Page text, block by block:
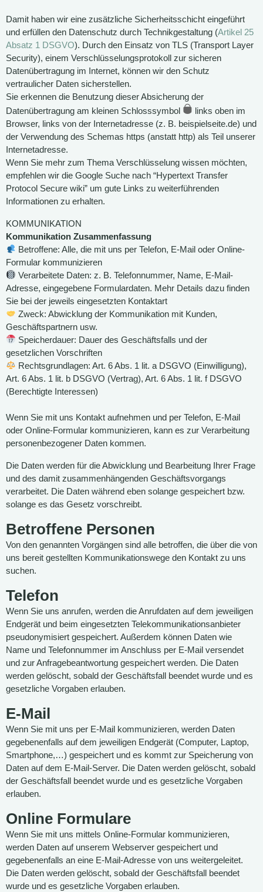
Damit haben wir eine zusätzliche Sicherheitsschicht eingeführt
und erfüllen den Datenschutz durch Technikgestaltung (Artikel 25
Absatz 1 DSGVO). Durch den Einsatz von TLS (Transport Layer
Security), einem Verschlüsselungsprotokoll zur sicheren
Datenübertragung im Internet, können wir den Schutz
vertraulicher Daten sicherstellen.
Sie erkennen die Benutzung dieser Absicherung der
Datenübertragung am kleinen Schlosssymbol
links oben im
Browser, links von der Internetadresse (z. B. beispielseite.de) und
der Verwendung des Schemas https (anstatt http) als Teil unserer
Internetadresse.
Wenn Sie mehr zum Thema Verschlüsselung wissen möchten,
empfehlen wir die Google Suche nach “Hypertext Transfer
Protocol Secure wiki” um gute Links zu weiterführenden
Informationen zu erhalten.
KOMMUNIKATION
Kommunikation Zusammenfassung
Betroffene: Alle, die mit uns per Telefon, E-Mail oder Online-
Formular kommunizieren
Verarbeitete Daten: z. B. Telefonnummer, Name, E-Mail-
Adresse, eingegebene Formulardaten. Mehr Details dazu finden
Sie bei der jeweils eingesetzten Kontaktart
Zweck: Abwicklung der Kommunikation mit Kunden,
Geschäftspartnern usw.
Speicherdauer: Dauer des Geschäftsfalls und der
gesetzlichen Vorschriften
Rechtsgrundlagen: Art. 6 Abs. 1 lit. a DSGVO (Einwilligung),
Art. 6 Abs. 1 lit. b DSGVO (Vertrag), Art. 6 Abs. 1 lit. f DSGVO
(Berechtigte Interessen)
Wenn Sie mit uns Kontakt aufnehmen und per Telefon, E-Mail
oder Online-Formular kommunizieren, kann es zur Verarbeitung
personenbezogener Daten kommen.
Die Daten werden für die Abwicklung und Bearbeitung Ihrer Frage
und des damit zusammenhängenden Geschäftsvorgangs
verarbeitet. Die Daten während eben solange gespeichert bzw.
solange es das Gesetz vorschreibt.
Betroffene Personen
Von den genannten Vorgängen sind alle betroffen, die über die von
uns bereit gestellten Kommunikationswege den Kontakt zu uns
suchen.
Telefon
Wenn Sie uns anrufen, werden die Anrufdaten auf dem jeweiligen
Endgerät und beim eingesetzten Telekommunikationsanbieter
pseudonymisiert gespeichert. Außerdem können Daten wie
Name und Telefonnummer im Anschluss per E-Mail versendet
und zur Anfragebeantwortung gespeichert werden. Die Daten
werden gelöscht, sobald der Geschäftsfall beendet wurde und es
gesetzliche Vorgaben erlauben.
E-Mail
Wenn Sie mit uns per E-Mail kommunizieren, werden Daten
gegebenenfalls auf dem jeweiligen Endgerät (Computer, Laptop,
Smartphone,…) gespeichert und es kommt zur Speicherung von
Daten auf dem E-Mail-Server. Die Daten werden gelöscht, sobald
der Geschäftsfall beendet wurde und es gesetzliche Vorgaben
erlauben.
Online Formulare
Wenn Sie mit uns mittels Online-Formular kommunizieren,
werden Daten auf unserem Webserver gespeichert und
gegebenenfalls an eine E-Mail-Adresse von uns weitergeleitet.
Die Daten werden gelöscht, sobald der Geschäftsfall beendet
wurde und es gesetzliche Vorgaben erlauben.